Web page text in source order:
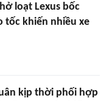
loạt Lexus bốc
tốc khiến nhiều xe
kịp thời phối hợp